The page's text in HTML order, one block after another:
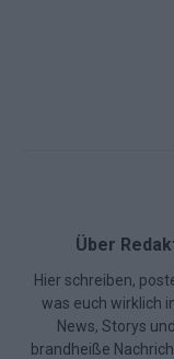
Über
Hier schreiben,
was euch wirklich
News, Storys
brandheiße